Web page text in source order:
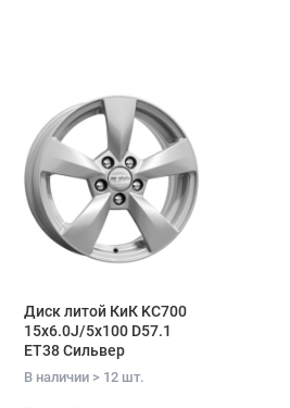
Диск литой КиК KC700
15x6.0J/5x100 D57.1
ET38 Сильвер
В наличии > 12 шт.